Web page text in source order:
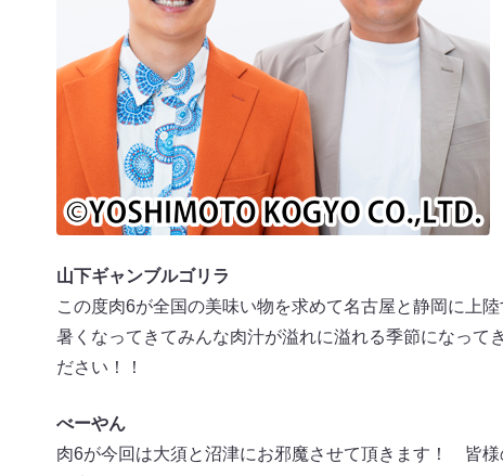
山下ギャンブルゴリラ
この度肉6が全国の美味い物を求めて名古屋と静岡に上陸
暑くなってきてみんな肉汁が溢れに溢れる季節になって
ださい！！
べーやん
肉6が今回は大須と沼津にお邪魔させて頂きます！ 皆